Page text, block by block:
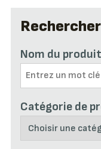
Nom du produit
Catégorie de